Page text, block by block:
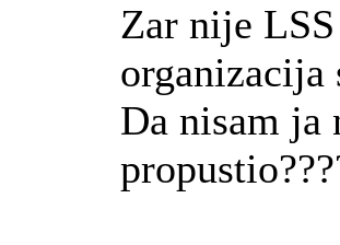
Zar nije
organizacija
Da nisam ja